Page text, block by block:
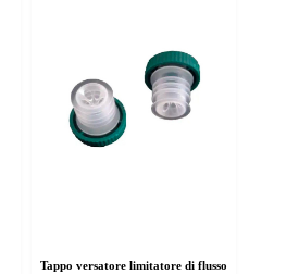
Tappo versatore limitatore di flusso